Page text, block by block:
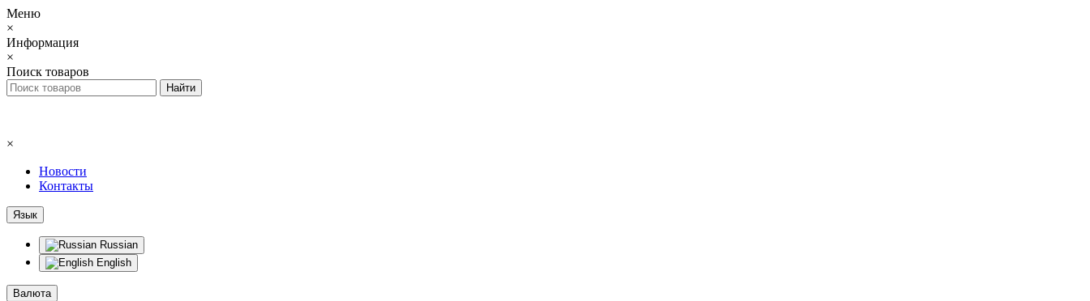
Меню
×
Информация
×
Поиск товаров
×
Новости
Контакты
Язык
Russian
English
Валюта